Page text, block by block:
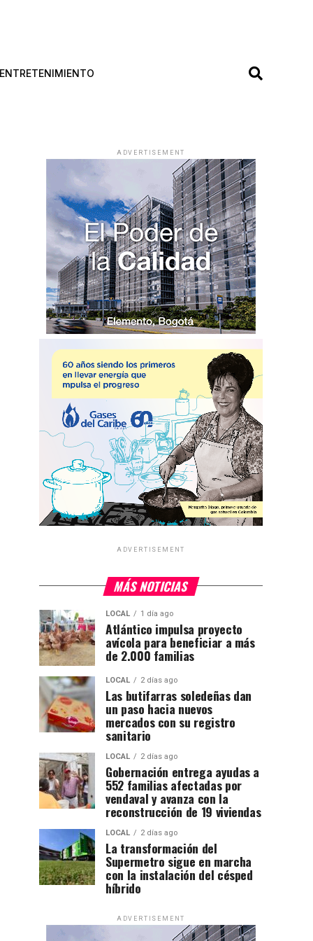
ENTRETENIMIENTO
ADVERTISEMENT
ADVERTISEMENT
MÁS NOTICIAS
LOCAL 1 día ago
Atlántico impulsa proyecto
avícola para beneficiar a más
de 2.000 familias
LOCAL 2 días ago
Las butifarras soledeñas dan
un paso hacia nuevos
mercados con su registro
sanitario
LOCAL 2 días ago
Gobernación entrega ayudas a
552 familias afectadas por
vendaval y avanza con la
reconstrucción de 19 viviendas
LOCAL 2 días ago
La transformación del
Supermetro sigue en marcha
con la instalación del césped
híbrido
ADVERTISEMENT